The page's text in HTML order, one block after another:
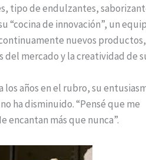
tipo de endulzantes,
“cocina de innovación”, un
nuevos productos,
del mercado y la creatividad de
los años en el rubro, su
ha disminuido. “Pensé que me
encantan más que nunca”.